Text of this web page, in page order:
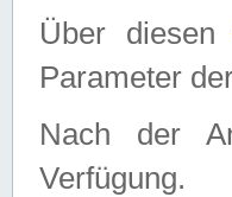
Über diesen
Parameter
Nach der
Verfügung.